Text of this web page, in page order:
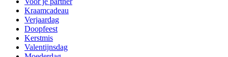
Kraamcadeau
Verjaardag
Doopfeest
Kerstmis
Valentijnsdag